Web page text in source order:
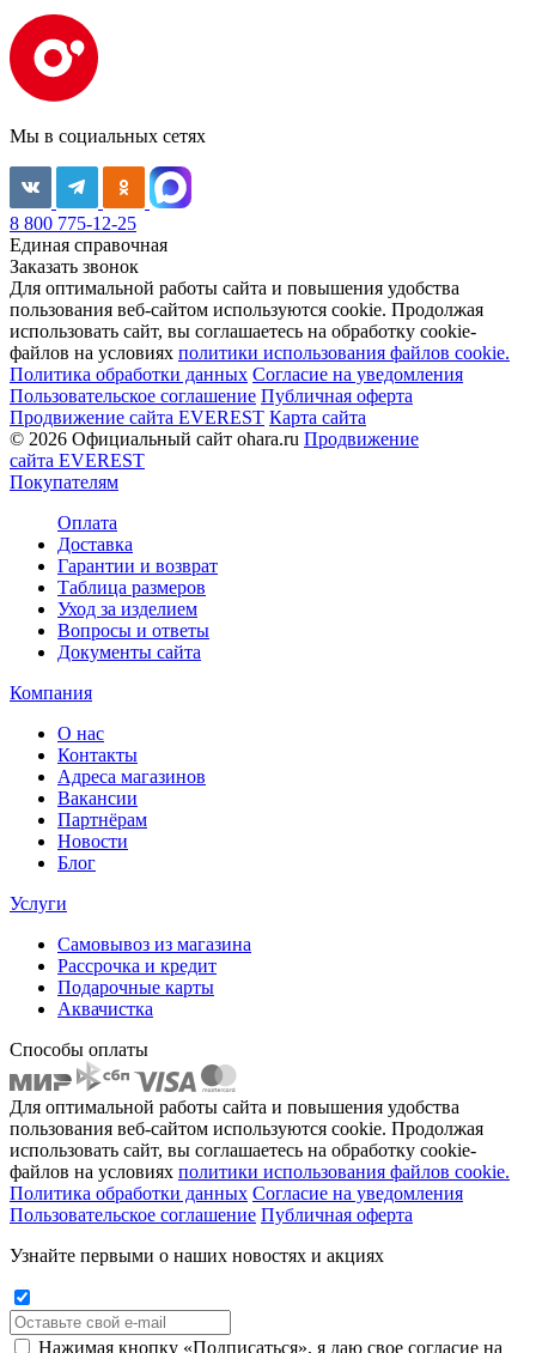
Мы в социальных сетях
8 800 775-12-25
Единая справочная
Заказать звонок
Для оптимальной работы сайта и повышения удобства
пользования веб-сайтом используются cookie. Продолжая
использовать сайт, вы соглашаетесь на обработку cookie-
файлов на условиях политики использования файлов cookie.
Политика обработки данных Согласие на уведомления
Пользовательское соглашение Публичная оферта
Продвижение сайта EVEREST Карта сайта
© 2026 Официальный сайт ohara.ru Продвижение
сайта EVEREST
Покупателям
Оплата
Доставка
Гарантии и возврат
Таблица размеров
Уход за изделием
Вопросы и ответы
Документы сайта
Компания
О нас
Контакты
Адреса магазинов
Вакансии
Партнёрам
Новости
Блог
Услуги
Самовывоз из магазина
Рассрочка и кредит
Подарочные карты
Аквачистка
Способы оплаты
Для оптимальной работы сайта и повышения удобства
пользования веб-сайтом используются cookie. Продолжая
использовать сайт, вы соглашаетесь на обработку cookie-
файлов на условиях политики использования файлов cookie.
Политика обработки данных Согласие на уведомления
Пользовательское соглашение Публичная оферта
Узнайте первыми о наших новостях и акциях
Нажимая кнопку «Подписаться», я даю свое согласие на